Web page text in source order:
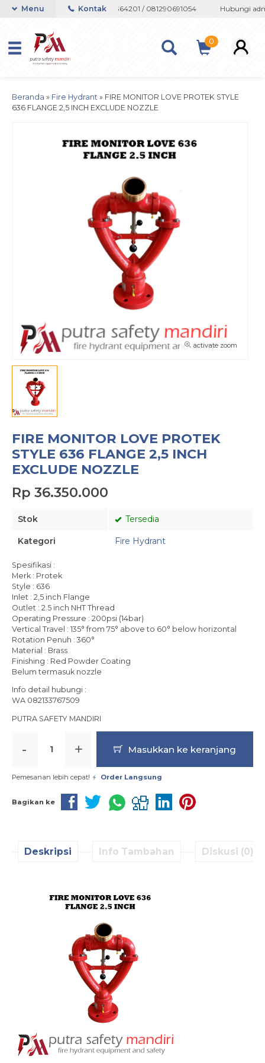
082133767508 / 081237364201 / 081290691054 Hubungi
Menu Kontak
0
Beranda » Fire Hydrant » FIRE MONITOR LOVE PROTEK STYLE
636 FLANGE 2,5 INCH EXCLUDE NOZZLE
activate zoom
FIRE MONITOR LOVE PROTEK
STYLE 636 FLANGE 2,5 INCH
EXCLUDE NOZZLE
Rp 36.350.000
Stok Tersedia
Kategori Fire Hydrant
Spesifikasi :
Merk : Protek
Style : 636
Inlet : 2,5 inch Flange
Outlet : 2.5 inch NHT Thread
Operating Pressure : 200psi (14bar)
Vertical Travel : 135° from 75° above to 60° below horizontal
Rotation Penuh : 360°
Material : Brass
Finishing : Red Powder Coating
Belum termasuk nozzle
Info detail hubungi :
WA 082133767509
PUTRA SAFETY MANDIRI
- + Masukkan ke keranjang
Pemesanan lebih cepat! Order Langsung
Bagikan ke
Deskripsi Info Tambahan Diskusi (0)